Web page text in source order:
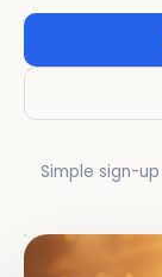
Simple sign-up